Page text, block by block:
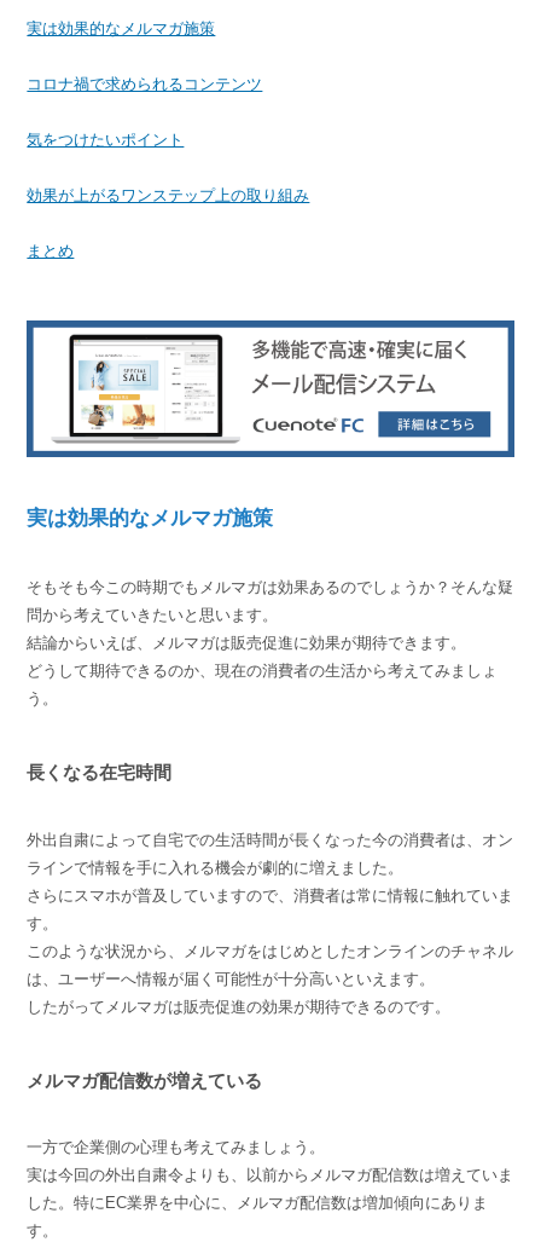
実は効果的なメルマガ施策
コロナ禍で求められるコンテンツ
気をつけたいポイント
効果が上がるワンステップ上の取り組み
まとめ
実は効果的なメルマガ施策
そもそも今この時期でもメルマガは効果あるのでしょうか？そんな疑
問から考えていきたいと思います。
結論からいえば、メルマガは販売促進に効果が期待できます。
どうして期待できるのか、現在の消費者の生活から考えてみましょ
う。
長くなる在宅時間
外出自粛によって自宅での生活時間が長くなった今の消費者は、オン
ラインで情報を手に入れる機会が劇的に増えました。
さらにスマホが普及していますので、消費者は常に情報に触れていま
す。
このような状況から、メルマガをはじめとしたオンラインのチャネル
は、ユーザーへ情報が届く可能性が十分高いといえます。
したがってメルマガは販売促進の効果が期待できるのです。
メルマガ配信数が増えている
一方で企業側の心理も考えてみましょう。
実は今回の外出自粛令よりも、以前からメルマガ配信数は増えていま
した。特にEC業界を中心に、メルマガ配信数は増加傾向にありま
す。